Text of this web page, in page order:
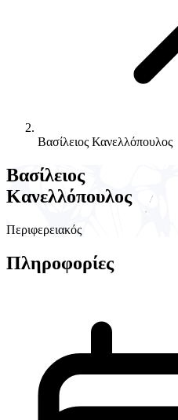
Βασίλειος Κανελλόπουλος
Βασίλειος
Κανελλόπουλος
Περιφερειακός
Πληροφορίες